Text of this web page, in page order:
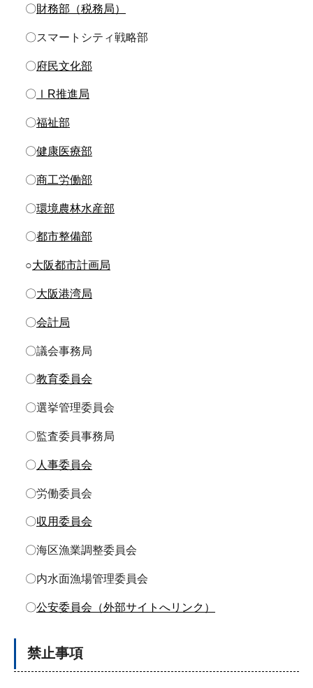
〇財務部（税務局）
〇スマートシティ戦略部
〇府民文化部
〇 ⅠR推進局
〇福祉部
〇健康医療部
〇商工労働部
〇環境農林水産部
〇都市整備部
○大阪都市計画局
〇大阪港湾局
〇会計局
〇議会事務局
〇教育委員会
〇選挙管理委員会
〇監査委員事務局
〇 人事委員会
〇労働委員会
〇収用委員会
〇海区漁業調整委員会
〇内水面漁場管理委員会
〇公安委員会（外部サイトへリンク）
禁止事項